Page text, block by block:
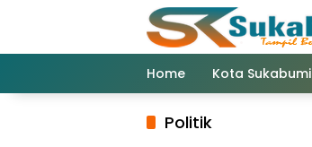
Home Kota Sukabumi
Politik